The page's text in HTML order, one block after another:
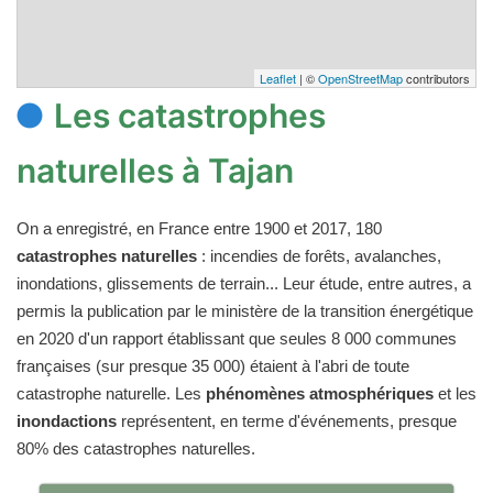
Leaflet | ©OpenStreetMapcontributors
Les catastrophes
naturelles à Tajan
On a enregistré, en France entre 1900 et 2017, 180
catastrophes naturelles : incendies de forêts, avalanches,
inondations, glissements de terrain... Leur étude, entre autres, a
permis la publication par le ministère de la transition énergétique
en 2020 d'un rapport établissant que seules 8 000 communes
françaises (sur presque 35 000) étaient à l'abri de toute
catastrophe naturelle. Les phénomènes atmosphériques et les
inondactions représentent, en terme d'événements, presque
80% des catastrophes naturelles.